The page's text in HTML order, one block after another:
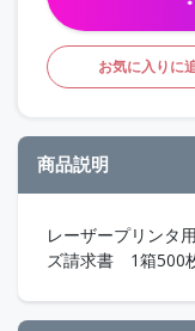
お気に入りに
商品説明
レーザープリンタ
ズ請求書 1箱500